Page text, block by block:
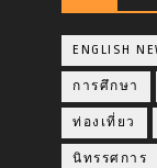
ENGLISH
การศึกษา
ท่องเที่ยว
นิทรรศการ